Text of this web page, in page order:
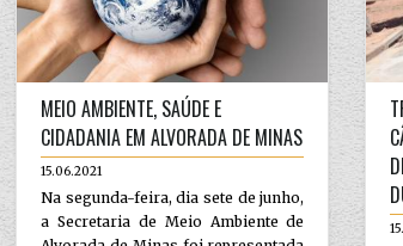
MEIO AMBIENTE, SAÚDE E
CIDADANIA EM ALVORADA DE MINAS
15.06.2021
Na segunda-feira, dia sete de junho,
a Secretaria de Meio Ambiente de